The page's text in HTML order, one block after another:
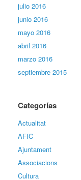
julio 2016
junio 2016
mayo 2016
abril 2016
marzo 2016
septiembre 2015
Categorías
Actualitat
AFIC
Ajuntament
Associacions
Cultura